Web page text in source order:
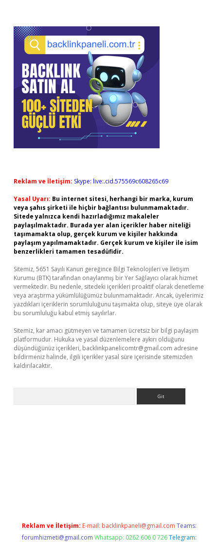
Reklam ve İletişim: Skype: live:.cid.575569c608265c69
Yasal Uyarı: Bu internet sitesi, herhangi bir marka, kurum
veya şahıs şirketi ile hiçbir bağlantısı bulunmamaktadır.
Sitede yalnızca kendi hazırladığımız makaleler
paylaşılmaktadır. Burada yer alan içerikler haber niteliği
taşımamakta olup, gerçek kurum ve kişiler hakkında
paylaşım yapılmamaktadır. Gerçek kurum ve kişiler ile isim
benzerlikleri tamamen tesadüfidir.
Sitemiz, 5651 Sayılı Kanun gereğince Bilgi Teknolojileri ve İletişim
Kurumu (BTK) tarafından onaylanmış bir Yer Sağlayıcı olarak hizmet
vermektedir. Bu nedenle, sitedeki içerikleri proaktif olarak denetleme
veya araştırma yükümlülüğümüz bulunmamaktadır. Ancak, üyelerimiz
yazdıkları içeriklerin sorumluluğunu taşımakta olup, siteye üye olarak
bu sorumluluğu kabul etmiş sayılırlar.
Sitemiz, kar amacı gütmeyen ve tamamen ücretsiz bir bilgi paylaşım
platformudur. Hukuka ve yasal düzenlemelere aykırı olduğunu
düşündüğünüz içerikleri, backlinkpanelicomtr@gmail.com adresine
bildirmeniz halinde, ilgili içerikler yasal süre içerisinde sitemizden
kaldırılacaktır.
Reklam ve İletişim: E-mail: backlinkpaneli@gmail.com Teams:
forumhizmeti@gmail.com Whatsapp: 0262 606 0 726 Telegram: